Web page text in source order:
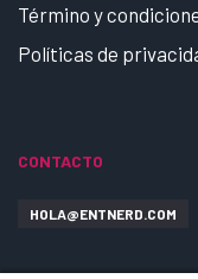
Término y
Políticas de
CONTACTO
HOLA@ENTNERD.COM